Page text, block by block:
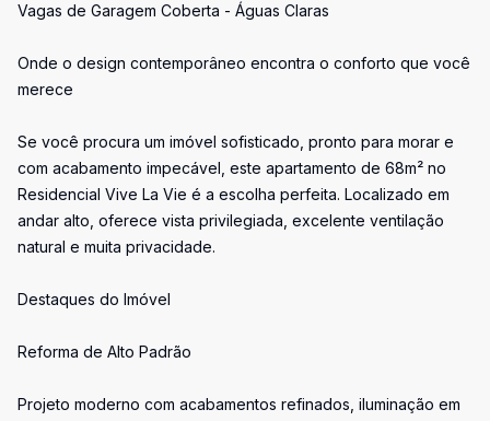
Vagas de Garagem Coberta - Águas Claras
Onde o design contemporâneo encontra o conforto que você
merece
Se você procura um imóvel sofisticado, pronto para morar e
com acabamento impecável, este apartamento de 68m² no
Residencial Vive La Vie é a escolha perfeita. Localizado em
andar alto, oferece vista privilegiada, excelente ventilação
natural e muita privacidade.
Destaques do Imóvel
Reforma de Alto Padrão
Projeto moderno com acabamentos refinados, iluminação em